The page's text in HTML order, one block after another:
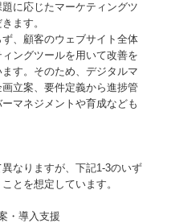
に応じたマーケティングツ
ます。
、顧客のウェブサイト全体
ングツールを用いて改善を
す。そのため、デジタルマ
立案、要件定義から進捗管
マネジメントや育成なども
なりますが、下記1-3のいず
とを想定しています。
・導入支援